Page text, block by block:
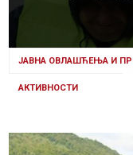
ЈАВНА ОВЛАШЋЕЊА И
АКТИВНОСТИ